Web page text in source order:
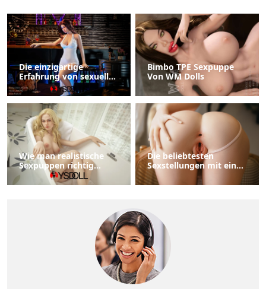
Die einzigartige
Erfahrung von sexuellen
Beziehungen mit
Schwarze Sexpuppe
Bimbo TPE Sexpuppe
Von WM Dolls
Wie man realistische
Sexpuppen richtig
aufbewahrt
Die beliebtesten
Sexstellungen mit einer
Sexpuppe Ein Leitfaden